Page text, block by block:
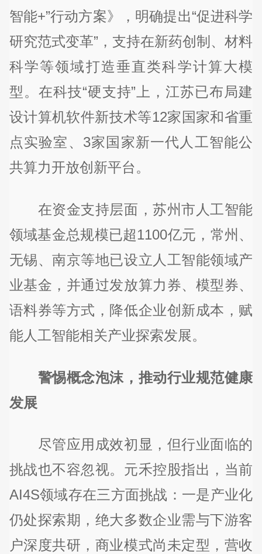
智能+”行动方案》，明确提出“促进科学
研究范式变革”，支持在新药创制、材料
科学等领域打造垂直类科学计算大模
型。在科技“硬支持”上，江苏已布局建
设计算机软件新技术等12家国家和省重
点实验室、3家国家新一代人工智能公
共算力开放创新平台。
在资金支持层面，苏州市人工智能
领域基金总规模已超1100亿元，常州、
无锡、南京等地已设立人工智能领域产
业基金，并通过发放算力券、模型券、
语料券等方式，降低企业创新成本，赋
能人工智能相关产业探索发展。
警惕概念泡沫，推动行业规范健康
发展
尽管应用成效初显，但行业面临的
挑战也不容忽视。元禾控股指出，当前
AI4S领域存在三方面挑战：一是产业化
仍处探索期，绝大多数企业需与下游客
户深度共研，商业模式尚未定型，营收